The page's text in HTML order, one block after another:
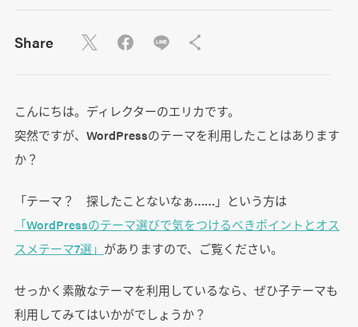
Share
こんにちは。ディレクターのエリカです。
突然ですが、WordPressのテーマを利用したことはあります
か？
「テーマ？ 探したことないなぁ……」という方は
「WordPressのテーマ選びで気をつけるべきポイントとオス
スメテーマ7選」 がありますので、ご覧ください。
せっかく素敵なテーマを利用しているなら、ぜひ子テーマも
利用してみてはいかがでしょうか？